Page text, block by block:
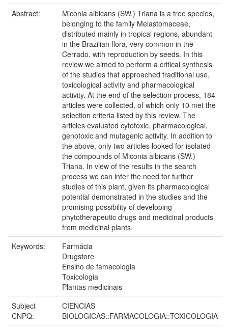
Abstract:
Miconia albicans (SW.) Triana is a tree species,
belonging to the family Melastomaceae,
distributed mainly in tropical regions, abundant
in the Brazilian flora, very common in the
Cerrado, with reproduction by seeds. In this
review we aimed to perform a critical synthesis
of the studies that approached traditional use,
toxicological activity and pharmacological
activity. At the end of the selection process, 184
articles were collected, of which only 10 met the
selection criteria listed by this review. The
articles evaluated cytotoxic, pharmacological,
genotoxic and mutagenic activity. In addition to
the above, only two articles looked for isolated
the compounds of Miconia albicans (SW.)
Triana. In view of the results in the search
process we can infer the need for further
studies of this plant, given its pharmacological
potential demonstrated in the studies and the
promising possibility of developing
phytotherapeutic drugs and medicinal products
from medicinal plants.
Keywords:
Farmácia
Drugstore
Ensino de famacologia
Toxicologia
Plantas medicinais
Subject
CNPQ:
CIENCIAS
BIOLOGICAS::FARMACOLOGIA::TOXICOLOGIA